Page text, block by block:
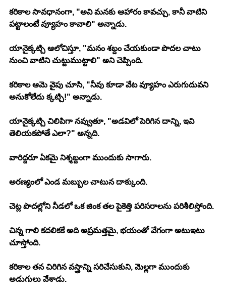
కరికాల సావధానంగా, "అవి మనకు ఆహారం కావచ్చు, కానీ వాటిని
పట్టాలంటే వ్యూహం కావాలి" అన్నాడు.
యానైక్కట్చి ఆలోచిస్తూ, "మనం శబ్దం చేయకుండా పొదల చాటు
నుంచి వాటిని చుట్టుముట్టాలి" అని చెప్పింది.
కరికాల ఆమె వైపు చూసి, "నీవు కూడా వేట వ్యూహం ఎరుగుదువని
అనుకోలేదు క్కట్చి!" అన్నాడు.
యానైక్కట్చి చిలిపిగా నవ్వుతూ, "అడవిలో పెరిగిన దాన్ని, ఇవి
తెలియకపోతే ఎలా?" అన్నది.
వారిద్దరూ ఏకమై నిశ్శబ్దంగా ముందుకు సాగారు.
అరణ్యంలో ఎండ మబ్బుల చాటున దాక్కుంది.
చెట్ల పొదల్లోని నీడలో ఒక జింక తల పైకెత్తి పరిసరాలను పరిశీలిస్తోంది.
చిన్న గాలి కదలికకే అది అప్రమత్తమై, భయంతో వేగంగా అటుఇటు
చూస్తోంది.
కరికాల తన చిరిగిన వస్త్రాన్ని సరిచేసుకుని, మెల్లగా ముందుకు
అడుగులు వేశాడు.